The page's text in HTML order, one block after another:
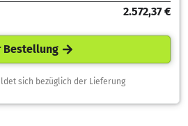
2.572,37 €
Bestellung
sich bezüglich der Lieferung